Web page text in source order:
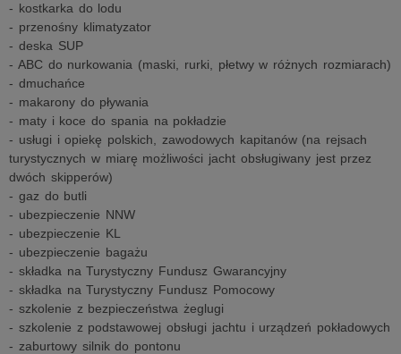
- kostkarka do lodu
- przenośny klimatyzator
- deska SUP
- ABC do nurkowania (maski, rurki, płetwy w różnych rozmiarach)
- dmuchańce
- makarony do pływania
- maty i koce do spania na pokładzie
- usługi i opiekę polskich, zawodowych kapitanów (na rejsach
turystycznych w miarę możliwości jacht obsługiwany jest przez
dwóch skipperów)
- gaz do butli
- ubezpieczenie NNW
- ubezpieczenie KL
- ubezpieczenie bagażu
- składka na Turystyczny Fundusz Gwarancyjny
- składka na Turystyczny Fundusz Pomocowy
- szkolenie z bezpieczeństwa żeglugi
- szkolenie z podstawowej obsługi jachtu i urządzeń pokładowych
- zaburtowy silnik do pontonu